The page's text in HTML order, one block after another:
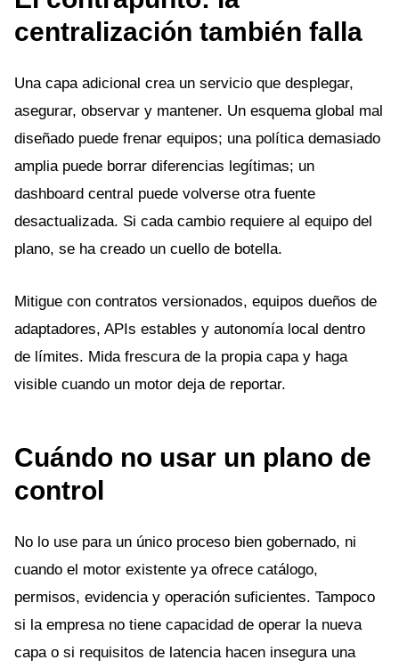
centralización también falla
Una capa adicional crea un servicio que desplegar,
asegurar, observar y mantener. Un esquema global mal
diseñado puede frenar equipos; una política demasiado
amplia puede borrar diferencias legítimas; un
dashboard central puede volverse otra fuente
desactualizada. Si cada cambio requiere al equipo del
plano, se ha creado un cuello de botella.
Mitigue con contratos versionados, equipos dueños de
adaptadores, APIs estables y autonomía local dentro
de límites. Mida frescura de la propia capa y haga
visible cuando un motor deja de reportar.
Cuándo no usar un plano de
control
No lo use para un único proceso bien gobernado, ni
cuando el motor existente ya ofrece catálogo,
permisos, evidencia y operación suficientes. Tampoco
si la empresa no tiene capacidad de operar la nueva
capa o si requisitos de latencia hacen insegura una